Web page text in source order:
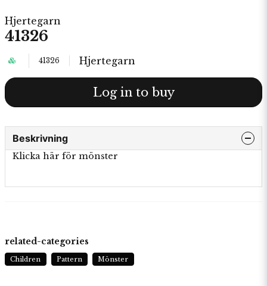
Hjertegarn
41326
41326 Hjertegarn
Log in to buy
Beskrivning
Klicka här för mönster
related-categories
Children Pattern Mönster